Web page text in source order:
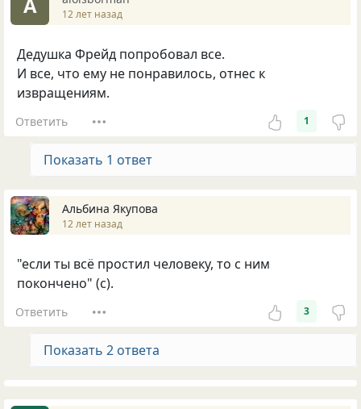
A 12 лет назад
Дедушка Фрейд попробовал все.
И все, что ему не понравилось, отнес к
извращениям.
Ответить 1
Показать 1 ответ
Альбина Якупова
12 лет назад
"если ты всё простил человеку, то с ним
покончено" (с).
Ответить 3
Показать 2 ответа